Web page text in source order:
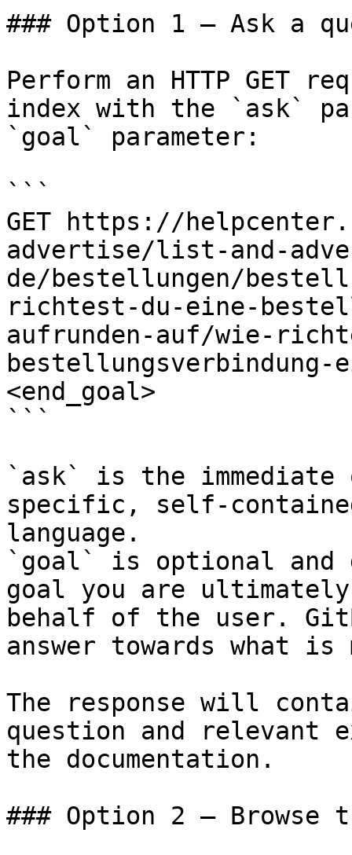
### Option 1 — Ask a
Perform an HTTP GET
index with the `ask`
`goal` parameter:
```
GET https://
advertise/list-and-
de/bestellungen/
richtest-du-eine-
aufrunden-auf/wie-
bestellungsverbindung-
<end_goal>
```
`ask` is the
specific, self-
language.
`goal` is optional and
goal you are
behalf of the user.
answer towards what
The response will
question and relevant
the documentation.
### Option 2 — Browse